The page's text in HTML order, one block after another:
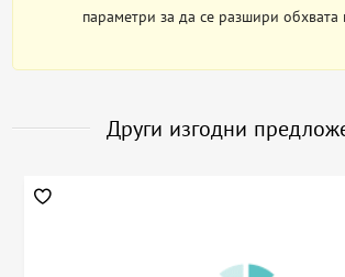
параметри за да се разшири обхвата
Други изгодни